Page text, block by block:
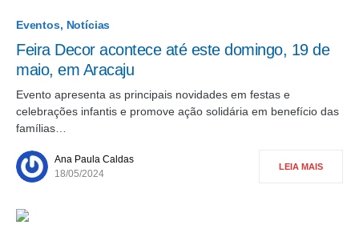
Eventos Notícias
Feira Decor acontece até este domingo, 19 de
maio, em Aracaju
Evento apresenta as principais novidades em festas e
celebrações infantis e promove ação solidária em benefício das
famílias…
Ana Paula Caldas
18/05/2024
LEIA MAIS